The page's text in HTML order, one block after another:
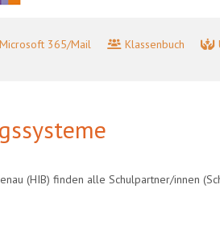
Microsoft 365/Mail Klassenbuch
(HIB) finden alle Schulpartner/innen